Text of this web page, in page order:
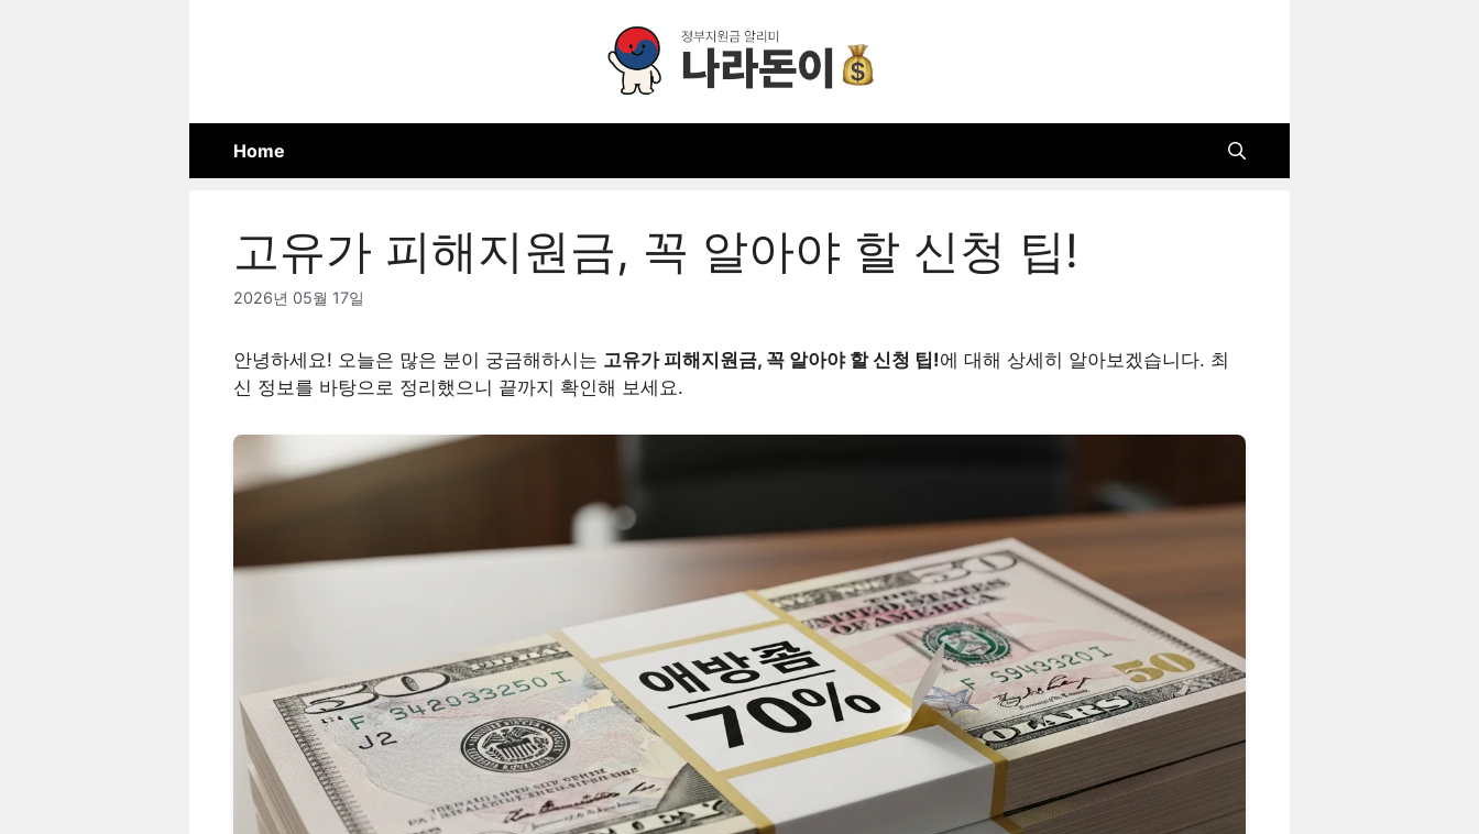
Home
고유가 피해지원금, 꼭 알아야 할 신청 팁!
2026년 05월 17일
안녕하세요! 오늘은 많은 분이 궁금해하시는 고유가 피해지원금, 꼭 알아야 할 신청 팁!에 대해 상세히 알아보겠습니다. 최
신 정보를 바탕으로 정리했으니 끝까지 확인해 보세요.